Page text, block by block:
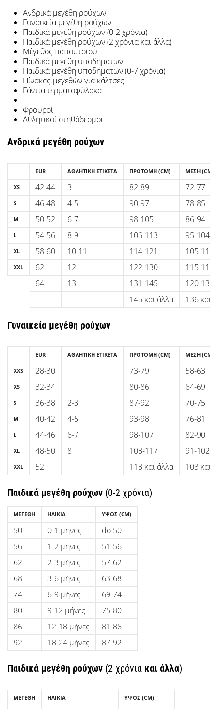
Είσαι
λάτρης
του
μπάσκετ
όπως
εμείς;
Έλα
μαζί
μας
ως
πρεσβευτής
μάρκας
Εμφάνιση
όλων των
άρθρων
Ανδρικά μεγέθη ρούχων
Γυναικεία μεγέθη ρούχων
Παιδικά μεγέθη ρούχων (0-2 χρόνια)
Παιδικά μεγέθη ρούχων (2 χρόνια και άλλα)
Μέγεθος παπουτσιού
Παιδικά μεγέθη υποδημάτων
Παιδικά μεγέθη υποδημάτων (0-7 χρόνια)
Πίνακας μεγεθών για κάλτσες
Γάντια τερματοφύλακα
Φρουροί
Αθλητικοί στηθόδεσμοι
Ανδρικά μεγέθη ρούχων
XS
S
M
L
XL
XXL
EUR
42-44
46-48
50-52
54-56
58-60
62
64
ΑΘΛΗΤΙΚΉ ΕΤΙΚΈΤΑ
3
4-5
6-7
8-9
10-11
12
13
ΠΡΟΤΟΜΉ (CM)
82-89
90-97
98-105
106-113
114-121
122-130
131-145
146 και άλλα
ΜΈΣΗ (CM)
72-77
78-85
86-94
95-104
105-114
115-119
120-135
136 και
Γυναικεία μεγέθη ρούχων
XXS
XS
S
M
L
XL
XXL
EUR
28-30
32-34
36-38
40-42
44-46
48-50
52
ΑΘΛΗΤΙΚΉ ΕΤΙΚΈΤΑ
2-3
4-5
6-7
8
ΠΡΟΤΟΜΉ (CM)
73-79
80-86
87-92
93-98
98-107
108-117
118 και άλλα
ΜΈΣΗ (CM)
58-63
64-69
70-75
76-81
82-90
91-102
103 και
Παιδικά μεγέθη ρούχων (0-2 χρόνια)
ΜΕΓΈΘΗ
50
56
62
68
74
80
86
92
ΗΛΙΚΊΑ
0-1 μήνας
1-2 μήνες
2-3 μήνες
3-6 μήνες
6-9 μήνες
9-12 μήνες
12-18 μήνες
18-24 μήνες
ΎΨΟΣ (CM)
do 50
51-56
57-62
63-68
69-74
75-80
81-86
87-92
Παιδικά μεγέθη ρούχων (2 χρόνια και άλλα)
ΜΕΓΈΘΗ ΗΛΙΚΊΑ ΎΨΟΣ (CM)